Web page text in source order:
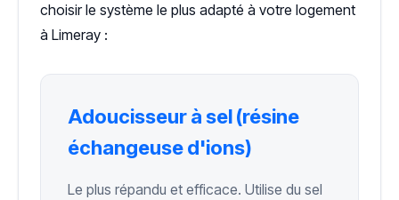
choisir le système le plus adapté à votre logement
à Limeray :
Adoucisseur à sel (résine
échangeuse d'ions)
Le plus répandu et efficace. Utilise du sel